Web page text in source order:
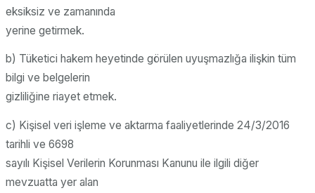
eksiksiz ve zamanında
yerine getirmek.
b) Tüketici hakem heyetinde görülen uyuşmazlığa ilişkin tüm
bilgi ve belgelerin
gizliliğine riayet etmek.
c) Kişisel veri işleme ve aktarma faaliyetlerinde 24/3/2016
tarihli ve 6698
sayılı Kişisel Verilerin Korunması Kanunu ile ilgili diğer
mevzuatta yer alan